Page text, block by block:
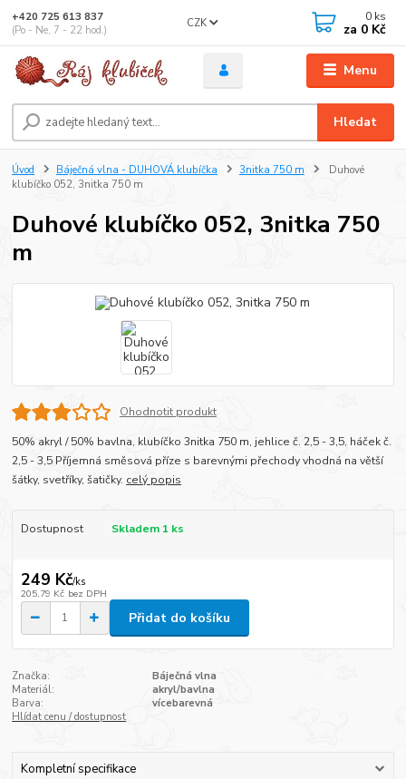
Menu
CZK
Hledat
+420 725 613 837
(Po - Ne, 7 - 22 hod.)
0 ks
za 0 Kč
Úvod Báječná vlna - DUHOVÁ klubíčka 3nitka 750 m
Duhové
klubíčko 052, 3nitka 750 m
Duhové klubíčko 052, 3nitka 750
m
Ohodnotit produkt
50% akryl / 50% bavlna, klubíčko 3nitka 750 m, jehlice č. 2,5 - 3,5, háček č.
2,5 - 3,5 Příjemná směsová příze s barevnými přechody vhodná na větší
šátky, svetříky, šatičky. celý popis
Dostupnost Skladem 1 ks
249 Kč/ks
205,79 Kč bez DPH
Přidat do košíku
Značka:
Báječná vlna
Materiál:
akryl/bavlna
Barva:
vícebarevná
Hlídat cenu / dostupnost
Kompletní specifikace